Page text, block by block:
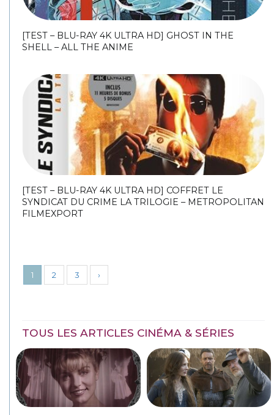
[TEST – BLU-RAY 4K ULTRA HD] GHOST IN THE
SHELL – ALL THE ANIME
[TEST – BLU-RAY 4K ULTRA HD] COFFRET LE
SYNDICAT DU CRIME LA TRILOGIE – METROPOLITAN
FILMEXPORT
1 2 3 ›
TOUS LES ARTICLES CINÉMA & SÉRIES